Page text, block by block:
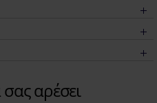
αρέσει